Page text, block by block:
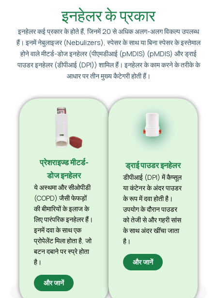
इनहेलर के प्रकार
इनहेलर कई प्रकार के होते हैं, जिनमें 20 से अधिक अलग-अलग विकल्प उपलब्ध
हैं। इनमें नेबुलाइजर (Nebulizers), स्पेसर के साथ या बिना स्पेसर के इस्तेमाल
होने वाले मीटर्ड-डोज इनहेलर (पीएमडीआई (pMDIS) (pMDIS) और ड्राई
पाउडर इनहेलर (डीपीआई (DPI)) शामिल हैं। इनहेलर के काम करने के तरीके के
आधार पर तीन मुख्य कैटेगरी होती हैं।
प्रेशराइज्ड मीटर्ड-
डोज इनहेलर
ये अस्थमा और सीओपीडी
(COPD) जैसी फेफड़ों
की बीमारियों के इलाज के
लिए पारंपरिक इनहेलर हैं।
इनमें दवा के साथ एक
प्रोपेलेंट मिला होता है, जो
बटन दबाने पर स्प्रे होता
है।
और जानें
ड्राई पाउडर इनहेलर
डीपीआई (DPI) में कैप्सूल
या कंटेनर के अंदर पाउडर
के रूप में दवा होती है।
उपयोग के दौरान पाउडर
को तेजी से और गहरी सांस
के साथ अंदर खींचा जाता
है।
और जानें